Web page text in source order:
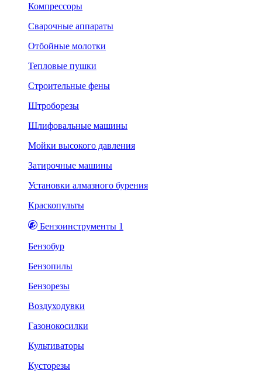
Компрессоры
Сварочные аппараты
Отбойные молотки
Тепловые пушки
Строительные фены
Штроборезы
Шлифовальные машины
Мойки высокого давления
Затирочные машины
Установки алмазного бурения
Краскопульты
Бензоинструменты 1
Бензобур
Бензопилы
Бензорезы
Воздуходувки
Газонокосилки
Культиваторы
Кусторезы